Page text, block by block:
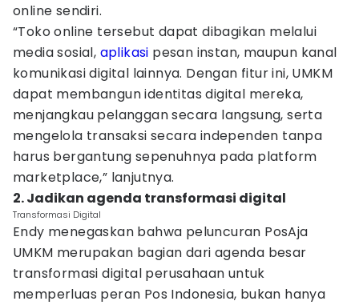
online sendiri.
“Toko online tersebut dapat dibagikan melalui
media sosial, aplikasi pesan instan, maupun kanal
komunikasi digital lainnya. Dengan fitur ini, UMKM
dapat membangun identitas digital mereka,
menjangkau pelanggan secara langsung, serta
mengelola transaksi secara independen tanpa
harus bergantung sepenuhnya pada platform
marketplace,” lanjutnya.
2. Jadikan agenda transformasi digital
Transformasi Digital
Endy menegaskan bahwa peluncuran PosAja
UMKM merupakan bagian dari agenda besar
transformasi digital perusahaan untuk
memperluas peran Pos Indonesia, bukan hanya